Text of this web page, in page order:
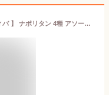
【期間限定★P2倍】【 GODIVA ゴディバ 】 ナポリタン 4種 アソート Napolitans 450gチョコレート chocolate 大容量 シェアリングサイズ ハロウィン 備蓄 ギフトオンライン ばらまき バレンタイン チョコ 大量 個包装 お菓子